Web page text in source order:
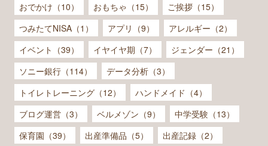
おでかけ（10）
おもちゃ（15）
ご挨拶（15）
つみたてNISA（1）
アプリ（9）
アレルギー（2）
イベント（39）
イヤイヤ期（7）
ジェンダー（21）
ソニー銀行（114）
データ分析（3）
トイレトレーニング（12）
ハンドメイド（4）
ブログ運営（3）
ベルメゾン（9）
中学受験（13）
保育園（39）
出産準備品（5）
出産記録（2）